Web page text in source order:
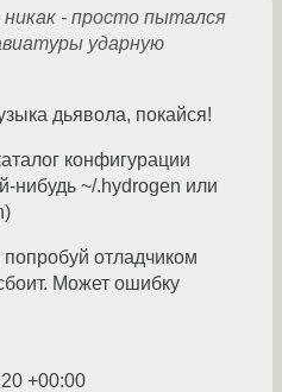
- просто пытался
ударную
дьявола, покайся!
конфигурации
нибудь ~/.hydrogen или
отладчиком
Может ошибку
+00:00